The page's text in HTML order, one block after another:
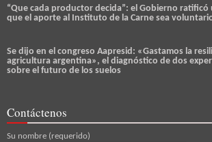
“Que cada productor decida”: el Gobierno ratificó
que el aporte al Instituto de la Carne sea
Se dijo en el congreso Aapresid: «Gastamos la
agricultura argentina», el diagnóstico de dos
sobre el futuro de los suelos
Contáctenos
Su nombre (requerido)